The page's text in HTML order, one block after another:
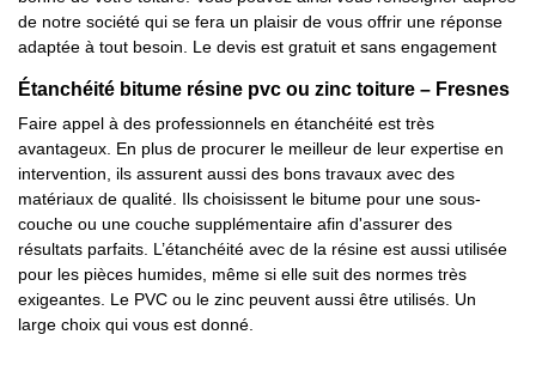
de notre société qui se fera un plaisir de vous offrir une réponse
adaptée à tout besoin. Le devis est gratuit et sans engagement
Étanchéité bitume résine pvc ou zinc toiture – Fresnes
Faire appel à des professionnels en étanchéité est très
avantageux. En plus de procurer le meilleur de leur expertise en
intervention, ils assurent aussi des bons travaux avec des
matériaux de qualité. Ils choisissent le bitume pour une sous-
couche ou une couche supplémentaire afin d'assurer des
résultats parfaits. L’étanchéité avec de la résine est aussi utilisée
pour les pièces humides, même si elle suit des normes très
exigeantes. Le PVC ou le zinc peuvent aussi être utilisés. Un
large choix qui vous est donné.